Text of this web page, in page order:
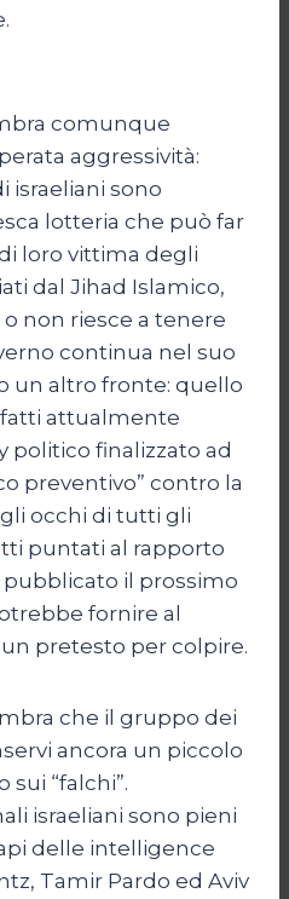
comunque
aggressività:
israeliani sono
lotteria che può far
loro vittima degli
dal Jihad Islamico,
non riesce a tenere
continua nel suo
un altro fronte: quello
attualmente
politico finalizzato ad
preventivo” contro la
occhi di tutti gli
puntati al rapporto
pubblicato il prossimo
fornire al
pretesto per colpire.
che il gruppo dei
ancora un piccolo
“falchi”.
israeliani sono pieni
delle intelligence
Tamir Pardo ed Aviv